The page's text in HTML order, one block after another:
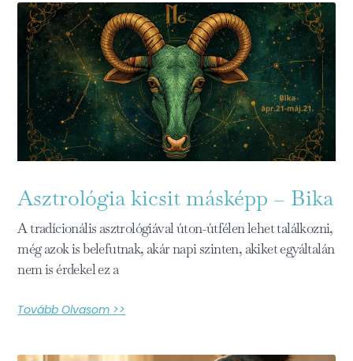
Asztrológia kicsit másképp – Bika
A tradícionális asztrológiával úton-útfélen lehet találkozni,
még azok is belefutnak, akár napi szinten, akiket egyáltalán
nem is érdekel ez a
Tovább Olvasom >>